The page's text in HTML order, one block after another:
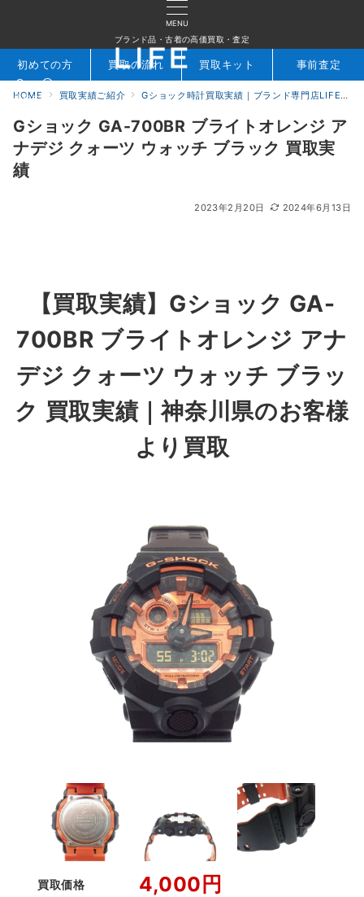
MENU
ブランド品・古着の高価買取・査定
検索 お問合せ
初めての方 買取の流れ 買取キット 事前査定
HOME 買取実績ご紹介 Gショック時計買取実績｜ブランド専門店LIFE
Gショック GA-700BR ブライトオレンジ ア
ナデジ クォーツ ウォッチ ブラック 買取実
績
2023年2月20日 2024年6月13日
【買取実績】Gショック GA-
700BR ブライトオレンジ アナ
デジ クォーツ ウォッチ ブラッ
ク 買取実績｜神奈川県のお客様
より買取
買取価格 4,000円